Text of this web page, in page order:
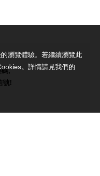
碼,
號!
瀏覽體驗。若繼續瀏覽此
。詳情請見我們的